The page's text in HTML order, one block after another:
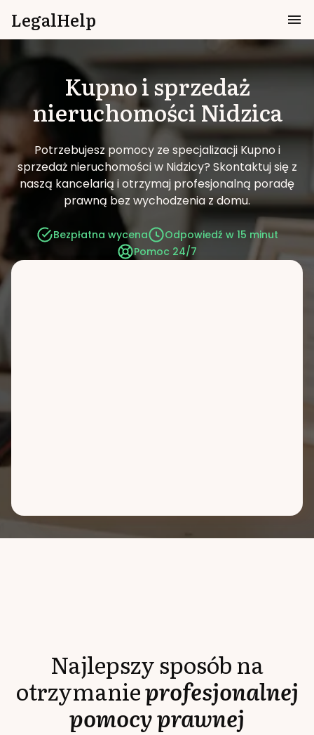
LegalHelp
Kupno i sprzedaż
nieruchomościNidzica
Potrzebujesz pomocy ze specjalizacji Kupno i
sprzedaż nieruchomości w Nidzicy? Skontaktuj się z
naszą kancelarią i otrzymaj profesjonalną poradę
prawną bez wychodzenia z domu.
Bezpłatna wycena
Odpowiedź w 15 minut
Pomoc 24/7
Najlepszy sposób na
otrzymanieprofesjonalnej
pomocy prawnej